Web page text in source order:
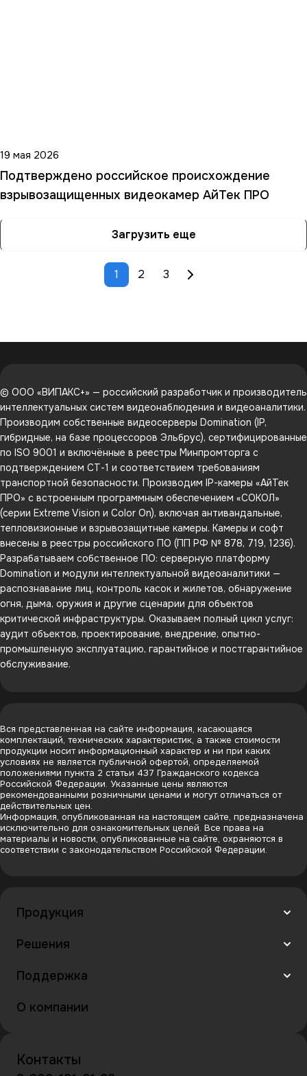
19 мая 2026
Подтверждено российское происхождение
взрывозащищенных видеокамер АйТек ПРО
Загрузить еще
1 2 3
© ООО «ВИПАКС+» — российский разработчик и производитель
интеллектуальных систем видеонаблюдения и видеоаналитики.
Производим собственные видеосерверы Domination (IP,
гибридные, на базе процессоров Эльбрус), сертифицированные
по ISO 9001 и включённые в реестры Минпромторга с
подтверждением СТ-1 и соответствием требованиям
транспортной безопасности. Производим IP-камеры «АйТек
ПРО» с встроенным программным обеспечением «СОКОЛ»
(серии Extreme Vision и Color On), включая антивандальные,
тепловизионные и взрывозащитные камеры. Камеры и софт
внесены в реестры российского ПО (ПП РФ № 878, 719, 1236).
Разрабатываем собственное ПО: серверную платформу
Domination и модули интеллектуальной видеоаналитики —
распознавание лиц, контроль касок и жилетов, обнаружение
огня, дыма, оружия и другие сценарии для объектов
критической инфраструктуры. Оказываем полный цикл услуг:
аудит объектов, проектирование, внедрение, опытно-
промышленную эксплуатацию, гарантийное и постгарантийное
обслуживание.
Вся представленная на сайте информация, касающаяся
комплектаций, технических характеристик, а также стоимости
продукции носит информационный характер и ни при каких
условиях не является публичной офертой, определяемой
положениями пункта 2 статьи 437 Гражданского кодекса
Российской Федерации. Указанные цены являются
рекомендованными розничными ценами и могут отличаться от
действительных цен.
Информация, опубликованная на настоящем сайте, предназначена
исключительно для ознакомительных целей. Все права на
материалы и новости, опубликованные на сайте, охраняются в
соответствии с законодательством Российской Федерации.
Продукция
Решения
Поддержка
О компании
Контакты